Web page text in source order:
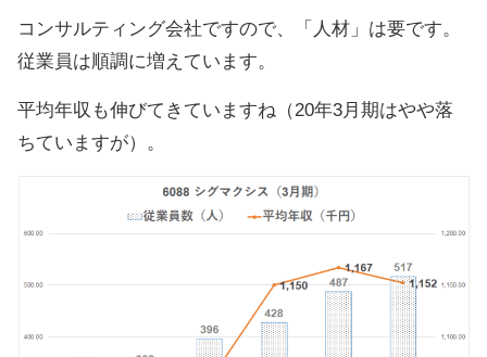
コンサルティング会社ですので、「人材」は要です。
従業員は順調に増えています。
平均年収も伸びてきていますね（20年3月期はやや落
ちていますが）。